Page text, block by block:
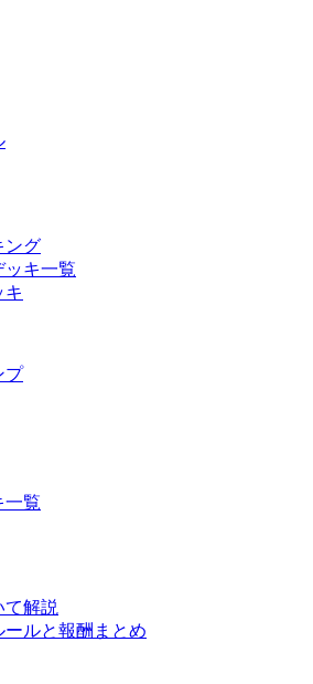
ング
ッキ一覧
キ
プ
一覧
て解説
ルと報酬まとめ